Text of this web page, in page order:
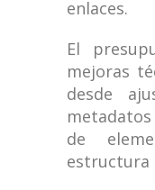
enlaces.
El
mejoras
desde
de
estructura